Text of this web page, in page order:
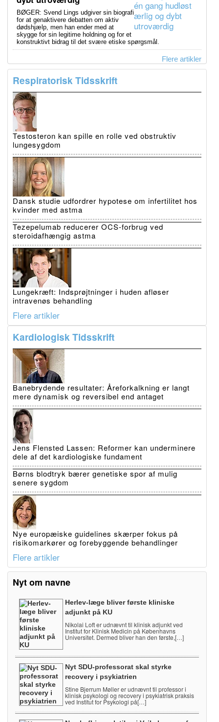
BØGER: Svend Lings udgiver sin biografi
for at genaktivere debatten om aktiv
dødshjælp, men han ender med at
skygge for sin legitime holdning og for et
konstruktivt bidrag til det svære etiske spørgsmål.
Flere artikler
Respiratorisk Tidsskrift
Testosteron kan spille en rolle ved obstruktiv
lungesygdom
Dansk studie udfordrer hypotese om infertilitet hos
kvinder med astma
Tezepelumab reducerer OCS-forbrug ved
steroidafhængig astma
Lungekræft: Indsprøjtninger i huden afløser
intravenøs behandling
Flere artikler
Kardiologisk Tidsskrift
Banebrydende resultater: Åreforkalkning er langt
mere dynamisk og reversibel end antaget
Jens Flensted Lassen: Reformer kan underminere
dele af det kardiologiske fundament
Børns blodtryk bærer genetiske spor af mulig
senere sygdom
Nye europæiske guidelines skærper fokus på
risikomarkører og forebyggende behandlinger
Flere artikler
Nyt om navne
Herlev-læge bliver første kliniske
adjunkt på KU
Nikolai Loft er udnævnt til klinisk adjunkt ved
Institut for Klinisk Medicin på Københavns
Universitet. Dermed bliver han den første,[…]
Nyt SDU-professorat skal styrke
recovery i psykiatrien
Stine Bjerrum Møller er udnævnt til professor i
klinisk psykologi og recovery i psykiatrisk praksis
ved Institut for Psykologi på[…]